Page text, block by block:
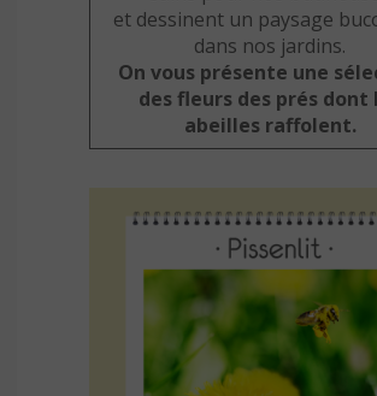
et dessinent un paysage
dans nos jardins.
On vous présente une
des fleurs des prés dont
abeilles raffolent.